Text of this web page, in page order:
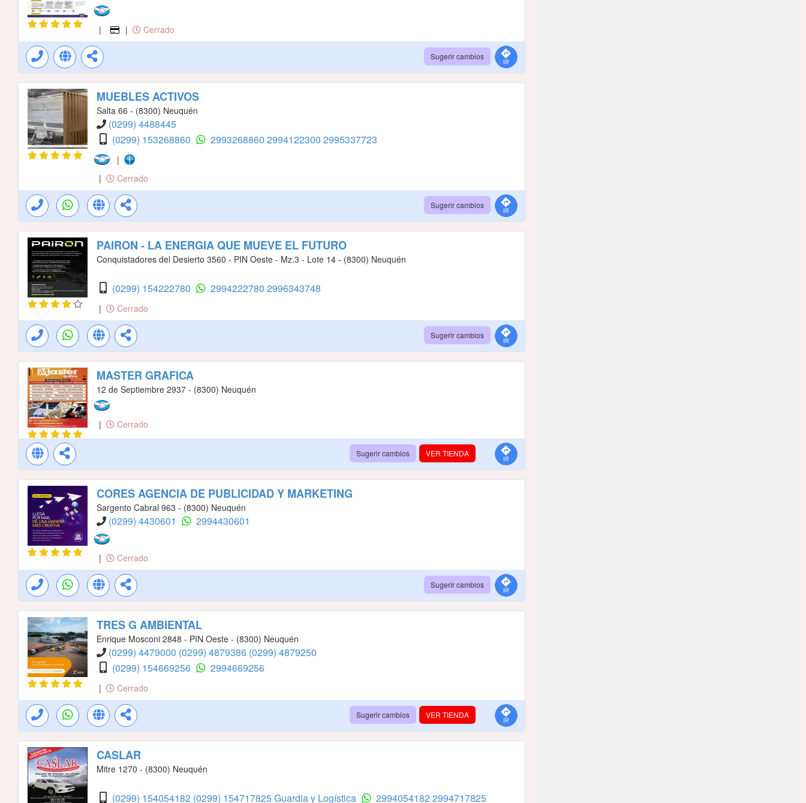
| | Cerrado
Sugerir cambios
MUEBLES ACTIVOS
Salta 66 - (8300) Neuquén
(0299) 4488445
(0299) 153268860
2993268860 2994122300 2995337723
|
|
Cerrado
Sugerir cambios
PAIRON - LA ENERGIA QUE MUEVE EL FUTURO
Conquistadores del Desierto 3560 - PIN Oeste - Mz.3 - Lote 14 - (8300) Neuquén
(0299) 154222780 2994222780 2996343748
| Cerrado
Sugerir cambios
MASTER GRAFICA
12 de Septiembre 2937 - (8300) Neuquén
| Cerrado
VER TIENDA
Sugerir cambios
CORES AGENCIA DE PUBLICIDAD Y MARKETING
Sargento Cabral 963 - (8300) Neuquén
(0299) 4430601 2994430601
| Cerrado
Sugerir cambios
TRES G AMBIENTAL
Enrique Mosconi 2848 - PIN Oeste - (8300) Neuquén
(0299) 4479000 (0299) 4879386 (0299) 4879250
(0299) 154669256
2994669256
| Cerrado
VER TIENDA
Sugerir cambios
CASLAR
Mitre 1270 - (8300) Neuquén
(0299) 154054182 (0299) 154717825 Guardia y Logística 2994054182 2994717825